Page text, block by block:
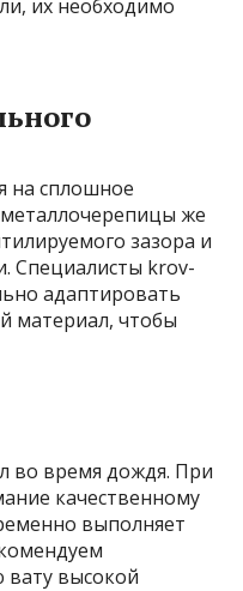
их необходимо
на сплошное
же
зазора и
Специалисты krov-
адаптировать
материал, чтобы
время дождя. При
качественному
выполняет
высокой